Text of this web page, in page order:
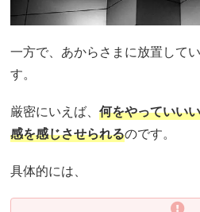
一方で、あからさまに放置して
す。
厳密にいえば、何をやっていい
感を感じさせられるのです。
具体的には、